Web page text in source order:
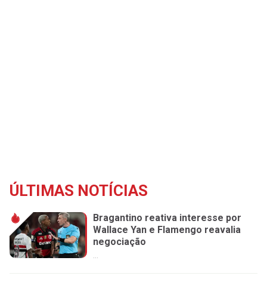
ÚLTIMAS NOTÍCIAS
Bragantino reativa interesse por
Wallace Yan e Flamengo reavalia
negociação
...